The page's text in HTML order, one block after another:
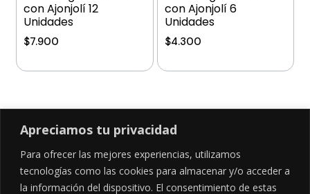
Apreciamos tu privacidad
Para ofrecer las mejores experiencias, utilizamos
tecnologías como las cookies para almacenar y/o acceder a
la información del dispositivo. El consentimiento de estas
con Ajonjolí 12
Unidades
$7.900
con Ajonjolí 6
Unidades
$4.300
SÍGUENOS EN